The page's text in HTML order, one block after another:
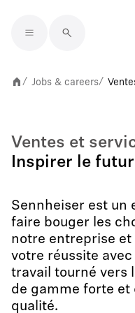
/ Jobs & careers/
Ventes et
Inspirer le futur
Sennheiser est un
faire bouger les
notre entreprise et
votre réussite
travail tourné vers
de gamme forte et
qualité.